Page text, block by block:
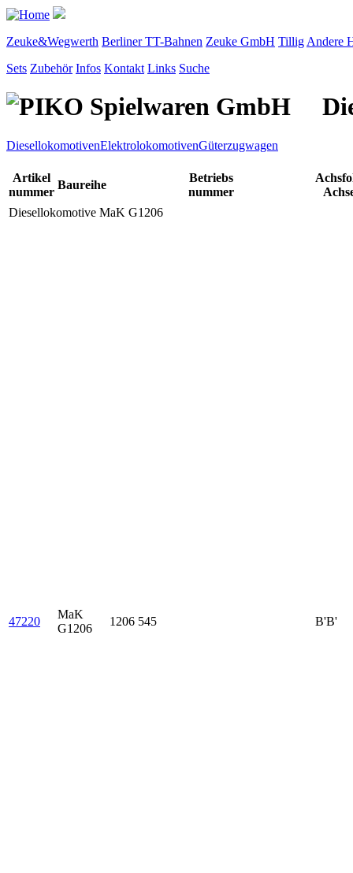
Zeuke&Wegwerth Berliner TT-Bahnen Zeuke GmbH Tillig Andere
Sets Zubehör Infos Kontakt Links Suche
DiesellokomotivenElektrolokomotivenGüterzugwagen
Artikel
nummer
Baureihe
Betriebs
nummer
Diesellokomotive MaK G1206
47220
MaK
G1206
1206 545 B'B'